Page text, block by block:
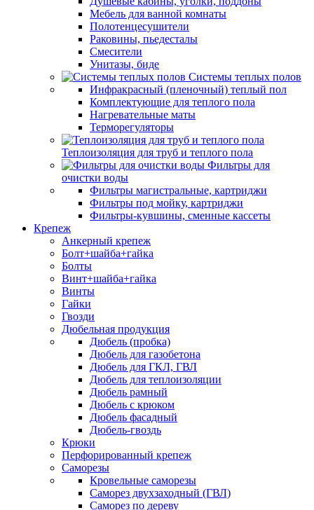
Мебель для ванной комнаты
Полотенцесушители
Раковины, пьедесталы
Смесители
Унитазы, биде
Системы теплых полов
Инфракрасный (пленочный) теплый пол
Комплектующие для теплого пола
Нагревательные маты
Терморегуляторы
Теплоизоляция для труб и теплого пола
Фильтры для
очистки воды
Фильтры магистральные, картриджи
Фильтры под мойку, картриджи
Фильтры-кувшины, сменные кассеты
Крепеж
Анкерный крепеж
Болт+шайба+гайка
Болты
Винт+шайба+гайка
Винты
Гайки
Гвозди
Дюбельная продукция
Дюбель (пробка)
Дюбель для газобетона
Дюбель для ГКЛ, ГВЛ
Дюбель для теплоизоляции
Дюбель рамный
Дюбель с крюком
Дюбель фасадный
Дюбель-гвоздь
Крюки
Перфорированный крепеж
Саморезы
Кровельные саморезы
Саморез двухзаходный (ГВЛ)
Саморез по дереву